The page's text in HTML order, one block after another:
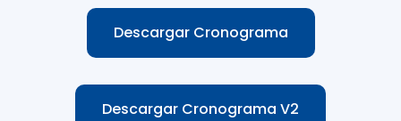
Descargar Cronograma
Descargar Cronograma V2